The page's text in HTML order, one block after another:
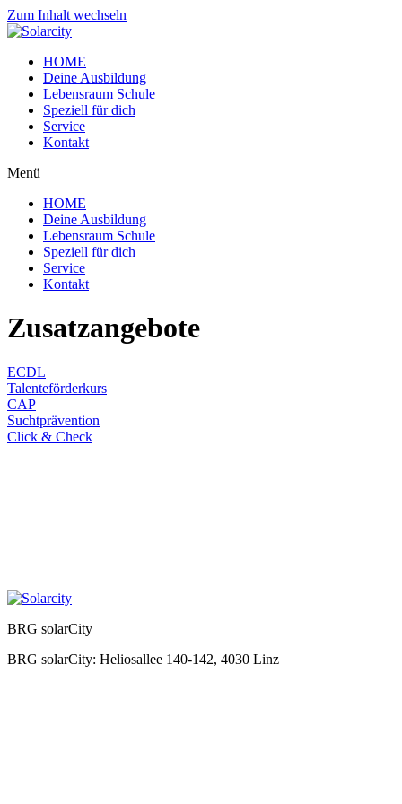
Zum Inhalt wechseln
HOME
Deine Ausbildung
Lebensraum Schule
Speziell für dich
Service
Kontakt
Menü
HOME
Deine Ausbildung
Lebensraum Schule
Speziell für dich
Service
Kontakt
Zusatzangebote
ECDL
Talenteförderkurs
CAP
Suchtprävention
Click & Check
BRG solarCity
BRG solarCity: Heliosallee 140-142, 4030 Linz